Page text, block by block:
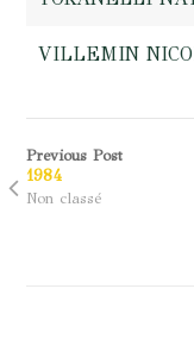
VILLEMIN
Previous Post
1984
Non classé